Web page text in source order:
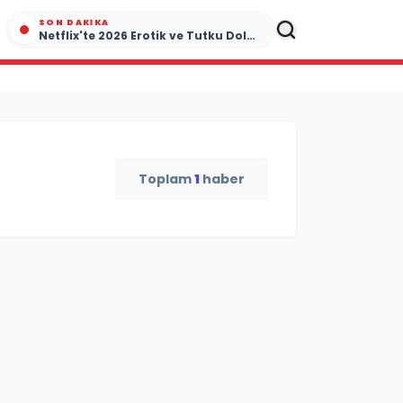
SON DAKIKA
Netflix'te 2026 Erotik ve Tutku Dolu Yapımlar
Toplam1 haber